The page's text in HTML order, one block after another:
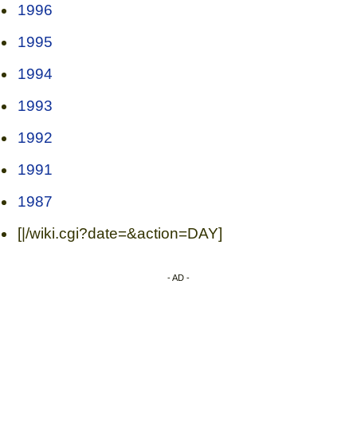
1996
1995
1994
1993
1992
1991
1987
[|/wiki.cgi?date=&action=DAY]
- AD -